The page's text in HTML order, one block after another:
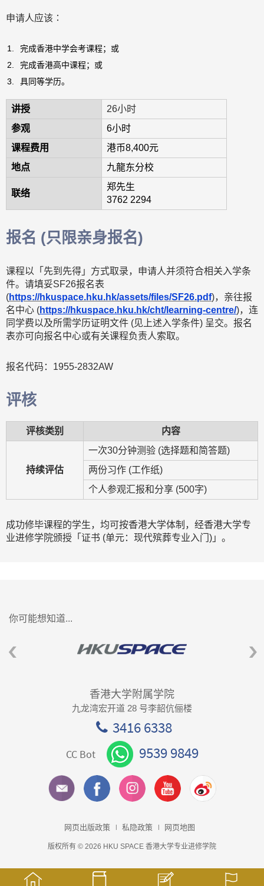
申请人应该∶
完成香港中学会考课程；或
完成香港高中课程；或
具同等学历。
讲授
26小时
参观
6小时
课程费用
港币8,400元
地点
九⿓东分校
联络
郑先⽣
3762 2294
报名 (只限亲身报名)
课程以「先到先得」方式取录，申请人并须符合相关入学条
件。请填妥SF26报名表
(https://hkuspace.hku.hk/assets/files/SF26.pdf)，亲往报
名中心 (https://hkuspace.hku.hk/cht/learning-centre/)，连
同学费以及所需学历证明文件 (见上述入学条件) 呈交。报名
表亦可向报名中心或有关课程负责人索取。
报名代码：1955-2832AW
评核
评核类别 内容
持续评估
一次30分钟测验 (选择题和简答题)
两份习作 (工作纸)
个人参观汇报和分享 (500字)
成功修毕课程的学生，均可按香港大学体制，经香港大学专
业进修学院颁授「证书 (单元：现代殡葬专业入门)」。
你可能想知道...
香港大学附属学院
九龙湾宏开道 28 号李韶伉俪楼
3416 6338
CC Bot 9539 9849
网页出版政策 私隐政策 网页地图
版权所有 © 2026 HKU SPACE 香港大学专业进修学院